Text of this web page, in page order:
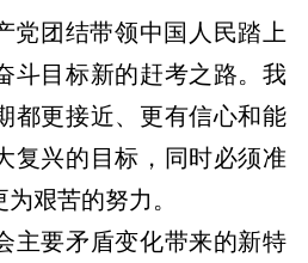
党团结带领中国人民踏上
斗目标新的赶考之路。我
都更接近、更有信心和能
复兴的目标，同时必须准
艰苦的努力。
主要矛盾变化带来的新特